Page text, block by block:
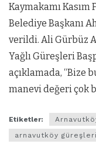
Kaymakamı
Belediye Başkanı
verildi. Ali Gürbüz
Yağlı Güreşleri
açıklamada, “Bize
manevi değeri çok
Etiketler:
arnavutköy